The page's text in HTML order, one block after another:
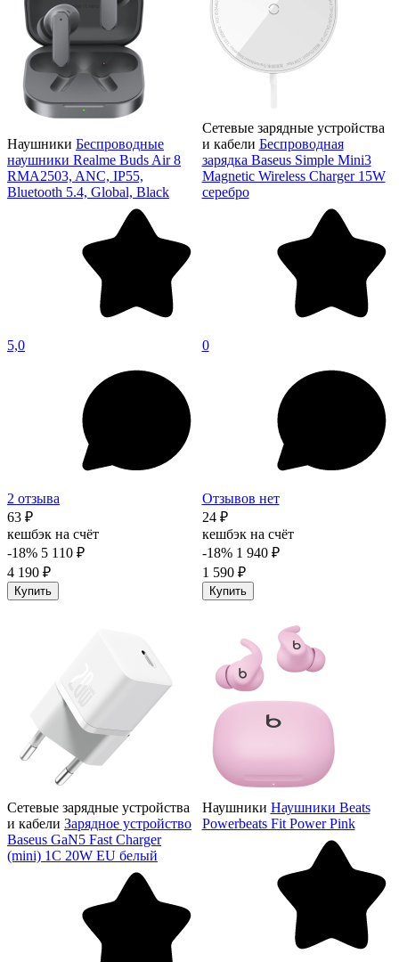
Наушники Беспроводные
наушники Realme Buds Air 8
RMA2503, ANC, IP55,
Bluetooth 5.4, Global, Black
5,0
2 отзыва
63 ₽
кешбэк на счёт
-18% 5 110 ₽
4 190 ₽
Купить
Сетевые зарядные устройства
и кабели Беспроводная
зарядка Baseus Simple Mini3
Magnetic Wireless Charger 15W
серебро
0
Отзывов нет
24 ₽
кешбэк на счёт
-18% 1 940 ₽
1 590 ₽
Купить
Сетевые зарядные устройства
и кабели Зарядное устройство
Baseus GaN5 Fast Charger
(mini) 1C 20W EU белый
Наушники Наушники Beats
Powerbeats Fit Power Pink